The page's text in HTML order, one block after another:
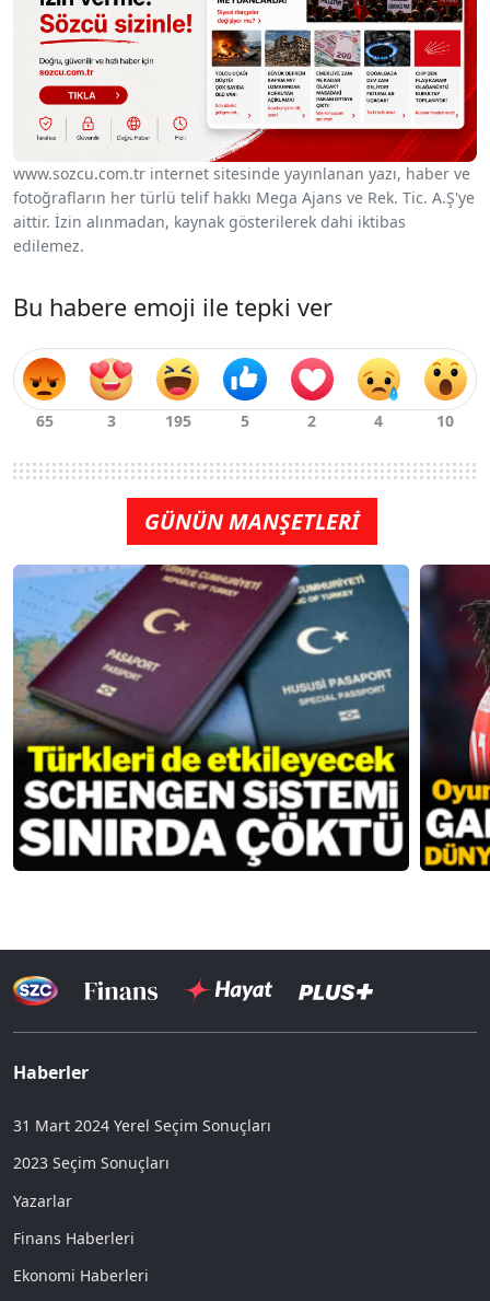
www.sozcu.com.tr internet sitesinde yayınlanan yazı, haber ve
fotoğrafların her türlü telif hakkı Mega Ajans ve Rek. Tic. A.Ş'ye
aittir. İzin alınmadan, kaynak gösterilerek dahi iktibas
edilemez.
Bu habere emoji ile tepki ver
GÜNÜN MANŞETLERİ
Haberler
31 Mart 2024 Yerel Seçim Sonuçları
2023 Seçim Sonuçları
Yazarlar
Finans Haberleri
Ekonomi Haberleri